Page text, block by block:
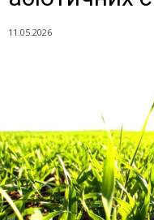
11.05.2026